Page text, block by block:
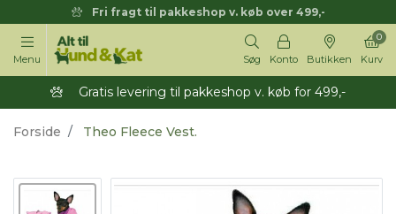
Fri fragt til pakkeshop v. køb over 499,-
Menu Søg Konto Butikken Kurv
0
Gratis levering til pakkeshop v. køb for 499,-
Forside Theo Fleece Vest.